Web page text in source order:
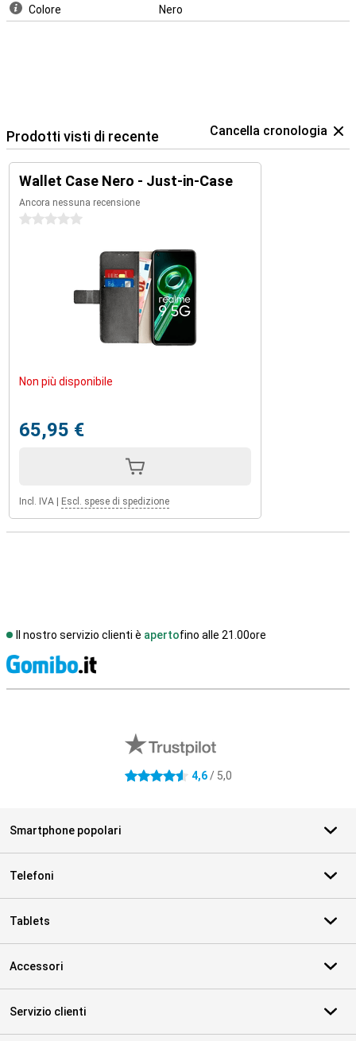
Colore Nero
Prodotti visti di recente Cancella cronologia
Wallet Case Nero - Just-in-Case
Ancora nessuna recensione
0 stelle
Non più disponibile
65,95 €
Incl. IVA Escl. spese di spedizione
Il nostro servizio clienti è apertofino alle 21.00ore
4.6 stelle 4,6/ 5,0
Smartphone popolari
Telefoni
Tablets
Accessori
Servizio clienti